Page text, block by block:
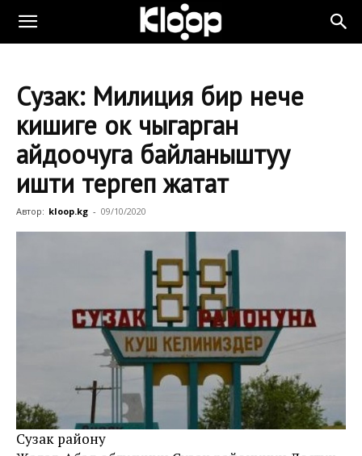
Сузак: Милиция бир нече
кишиге ок чыгарган
айдоочуга байланыштуу
ишти тергеп жатат
Автор: kloop.kg - 09/10/2020
Сузак району